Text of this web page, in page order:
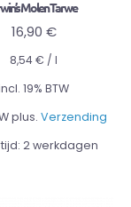
Molen Tarwe
16,90 €
8,54€ / l
19% BTW
plus. Verzending
2 werkdagen